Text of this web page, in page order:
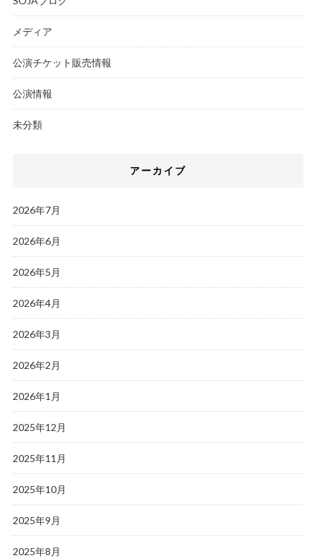
メディア
公演チケット販売情報
公演情報
未分類
アーカイブ
2026年7月
2026年6月
2026年5月
2026年4月
2026年3月
2026年2月
2026年1月
2025年12月
2025年11月
2025年10月
2025年9月
2025年8月